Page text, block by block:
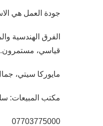
جودة العمل هي
الفرق الهندسية
قیاسي، مستمرون.
مايوركا سيتي،
مكتب المبيعات:
07703775000